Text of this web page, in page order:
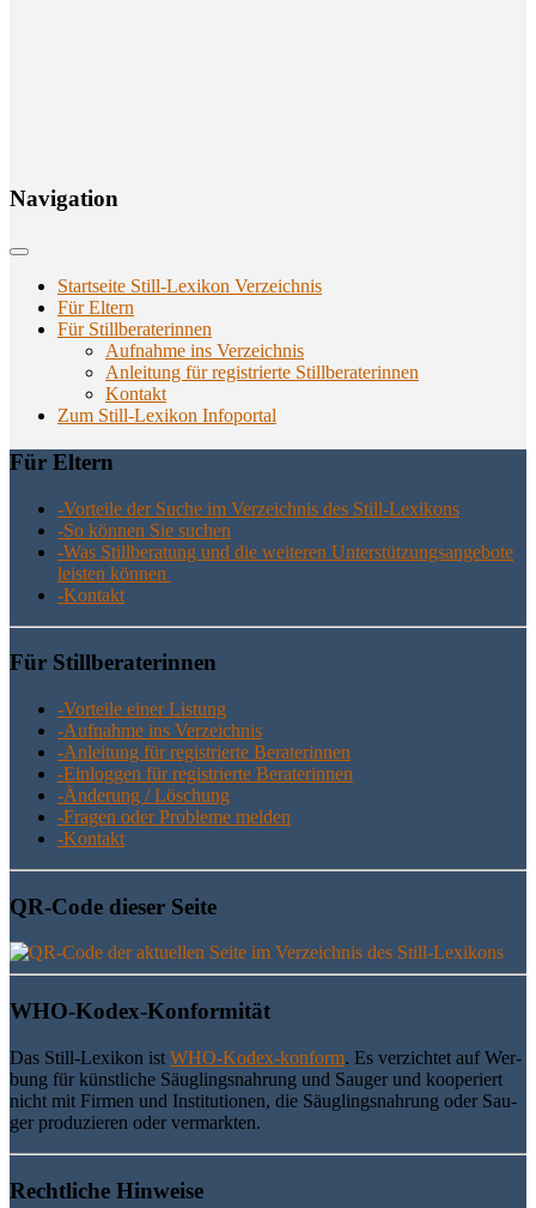
Navi­ga­ti­on
Startseite Still-Lexikon Verzeichnis
Für Eltern
Für Stillberaterinnen
Aufnahme ins Verzeichnis
Anlei­tung für regis­trier­te Stillberaterinnen
Kon­takt
Zum Still-Lexikon Infoportal
Für Eltern
-Vor­tei­le der Suche im Ver­zeich­nis des Still-Lexikons
-So kön­nen Sie suchen
-Was Still­be­ra­tung und die wei­te­ren Unter­stüt­zungs­an­ge­bo­te
leis­ten können
-Kon­takt
Für Still­be­ra­te­rin­nen
-Vor­tei­le einer Listung
-Auf­nah­me ins Verzeichnis
-Anlei­tung für regis­trier­te Beraterinnen
-Ein­log­gen für regis­trier­te Beraterinnen
-Ände­rung / Löschung
-Fra­gen oder Pro­ble­me melden
-Kon­takt
QR-Code die­ser Seite
WHO-Kodex-Kon­for­mi­tät
Das Still-Lexi­kon ist WHO-Kodex-kon­form. Es ver­zich­tet auf Wer­
bung für künst­li­che Säug­lings­nah­rung und Sau­ger und koope­riert
nicht mit Fir­men und Insti­tu­tio­nen, die Säug­lings­nah­rung oder Sau­
ger pro­du­zie­ren oder vermarkten.
Recht­li­che Hinweise